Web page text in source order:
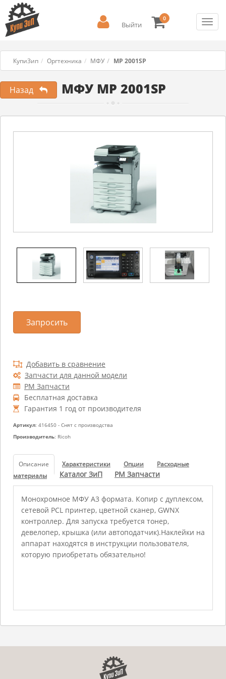
Выйти
0
КупиЗип Оргтехника МФУ MP 2001SP
МФУ MP 2001SP
Назад
Добавить в сравнение
Запчасти для данной модели
РМ Запчасти
Бесплатная доставка
Гарантия 1 год от производителя
Артикул: 416450 - Снят с производства
Производитель: Ricoh
Запросить
Описание Характеристики Опции
Расходные
материалы
Каталог ЗиП РМ Запчасти
Монохромное МФУ А3 формата. Копир с дуплексом,
сетевой PCL принтер, цветной сканер, GWNX
контроллер. Для запуска требуется тонер,
девелопер, крышка (или автоподатчик).Наклейки на
аппарат находятся в инструкции пользователя,
которую приобретать обязательно!